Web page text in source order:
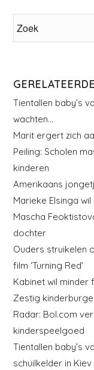
Tientallen baby’s
wachten…
Marit ergert zich
Peiling: Scholen
kinderen
Amerikaans
Marieke Elsinga
Mascha
dochter
Ouders struikelen
film ‘Turning Red’
Kabinet wil
Zestig
Radar: Bol.com
kinderspeelgoed
Tientallen baby’s
schuilkelder in Kiev